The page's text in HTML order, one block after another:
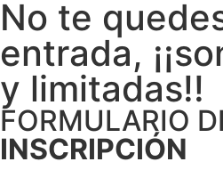
No te
entrada,
y limitadas!!
FORMULARIO
INSCRIPCIÓN